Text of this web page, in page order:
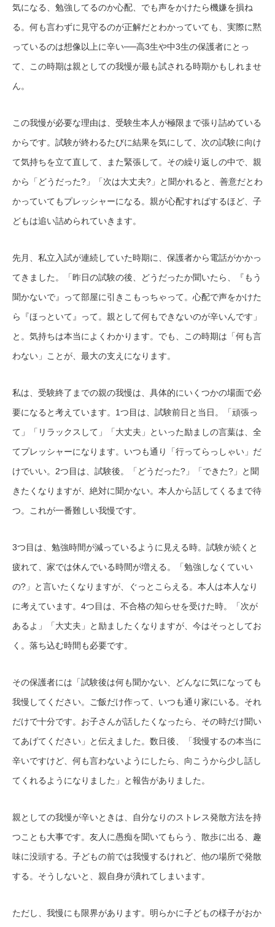
気になる、勉強してるのか心配、でも声をかけたら機嫌を損ね
る。何も言わずに見守るのが正解だとわかっていても、実際に黙
っているのは想像以上に辛い──高3生や中3生の保護者にとっ
て、この時期は親としての我慢が最も試される時期かもしれませ
ん。
この我慢が必要な理由は、受験生本人が極限まで張り詰めている
からです。試験が終わるたびに結果を気にして、次の試験に向け
て気持ちを立て直して、また緊張して。その繰り返しの中で、親
から「どうだった?」「次は大丈夫?」と聞かれると、善意だとわ
かっていてもプレッシャーになる。親が心配すればするほど、子
どもは追い詰められていきます。
先月、私立入試が連続していた時期に、保護者から電話がかかっ
てきました。「昨日の試験の後、どうだったか聞いたら、『もう
聞かないで』って部屋に引きこもっちゃって。心配で声をかけた
ら『ほっといて』って。親として何もできないのが辛いんです」
と。気持ちは本当によくわかります。でも、この時期は「何も言
わない」ことが、最大の支えになります。
私は、受験終了までの親の我慢は、具体的にいくつかの場面で必
要になると考えています。1つ目は、試験前日と当日。「頑張っ
て」「リラックスして」「大丈夫」といった励ましの言葉は、全
てプレッシャーになります。いつも通り「行ってらっしゃい」だ
けでいい。2つ目は、試験後。「どうだった?」「できた?」と聞
きたくなりますが、絶対に聞かない。本人から話してくるまで待
つ。これが一番難しい我慢です。
3つ目は、勉強時間が減っているように見える時。試験が続くと
疲れて、家では休んでいる時間が増える。「勉強しなくていい
の?」と言いたくなりますが、ぐっとこらえる。本人は本人なり
に考えています。4つ目は、不合格の知らせを受けた時。「次が
あるよ」「大丈夫」と励ましたくなりますが、今はそっとしてお
く。落ち込む時間も必要です。
その保護者には「試験後は何も聞かない、どんなに気になっても
我慢してください。ご飯だけ作って、いつも通り家にいる。それ
だけで十分です。お子さんが話したくなったら、その時だけ聞い
てあげてください」と伝えました。数日後、「我慢するの本当に
辛いですけど、何も言わないようにしたら、向こうから少し話し
てくれるようになりました」と報告がありました。
親としての我慢が辛いときは、自分なりのストレス発散方法を持
つことも大事です。友人に愚痴を聞いてもらう、散歩に出る、趣
味に没頭する。子どもの前では我慢するけれど、他の場所で発散
する。そうしないと、親自身が潰れてしまいます。
ただし、我慢にも限界があります。明らかに子どもの様子がおか